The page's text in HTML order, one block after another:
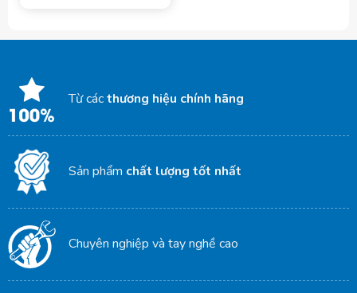
Từ cácthương hiệu chính hãng
Sản phẩm chất lượng tốt nhất
Chuyên nghiệp và tay nghề cao